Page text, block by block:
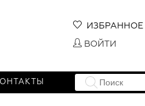
ИЗБРАННОЕ
ВОЙТИ